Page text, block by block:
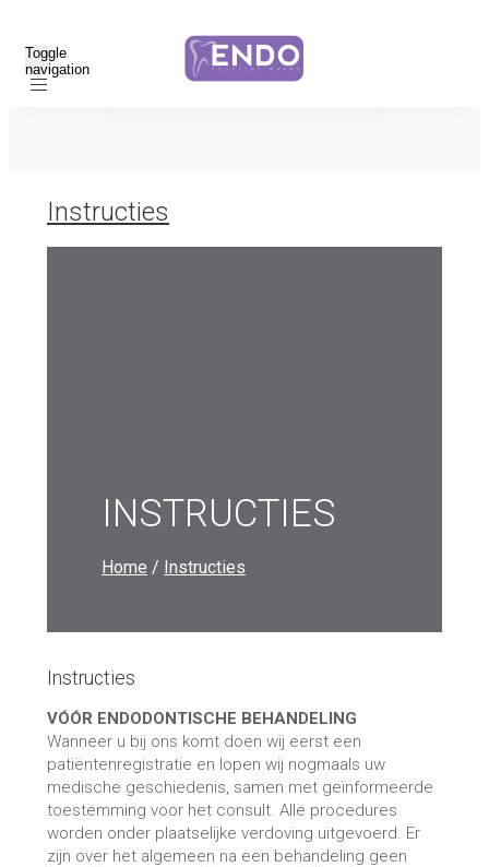
Toggle
navigation
Instructies
INSTRUCTIES
Home / Instructies
Instructies
VÓÓR ENDODONTISCHE BEHANDELING
Wanneer u bij ons komt doen wij eerst een
patiëntenregistratie en lopen wij nogmaals uw
medische geschiedenis, samen met geïnformeerde
toestemming voor het consult. Alle procedures
worden onder plaatselijke verdoving uitgevoerd. Er
zijn over het algemeen na een behandeling geen